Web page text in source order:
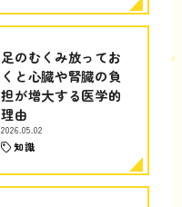
足のむくみ放ってお
くと心臓や腎臓の負
担が増大する医学的
理由
2026.05.02
知識